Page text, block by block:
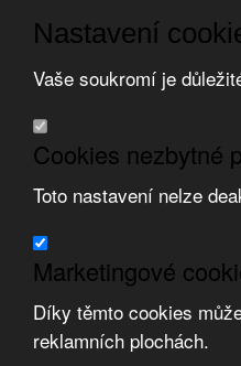
Nastavení
Vaše soukromí je
Cookies nezbytné
Toto nastavení nelze
Marketingové
Díky těmto cookies
reklamních plochách.
Přeskočit na hlavní obsah
Obchodní podmínky
Registrace